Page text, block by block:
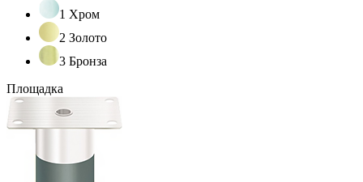
1 Хром
2 Золото
3 Бронза
Площадка